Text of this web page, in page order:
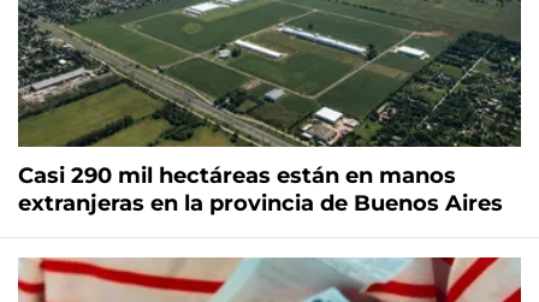
Casi 290 mil hectáreas están en manos
extranjeras en la provincia de Buenos Aires